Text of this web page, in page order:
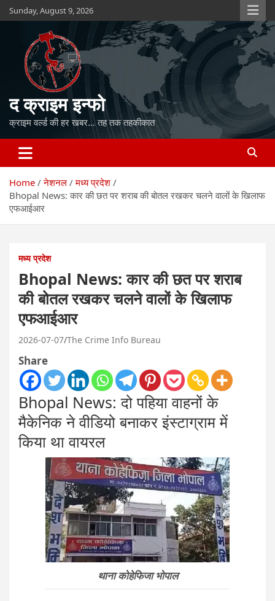
Skip
to
Sunday, August 9, 2026
द क्राइम इन्फो
क्राइम वर्ल्ड की हर खबर… तह तक तहकीकात
Home नेशनल
मध्य प्रदेश
Bhopal News: कार की छत पर शराब की बोतल रखकर चलने वालों के खिलाफ
एफआईआर
मध्य प्रदेश
Bhopal News: कार की छत पर शराब
की बोतल रखकर चलने वालों के खिलाफ
एफआईआर
2026-07-07 The Crime Info Bureau
Share
Bhopal News: दो पहिया वाहनों के
मैकेनिक ने वीडियो बनाकर इंस्टाग्राम में
किया था वायरल
थाना कोहेफिजा भोपाल